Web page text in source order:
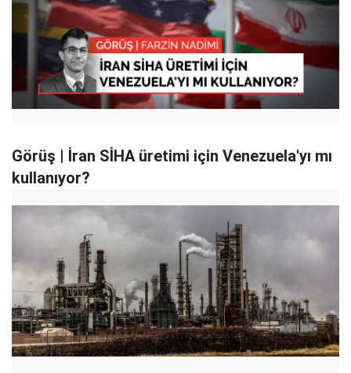
Görüş | İran SİHA üretimi için Venezuela'yı mı
kullanıyor?